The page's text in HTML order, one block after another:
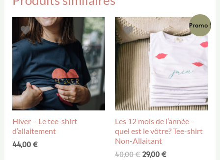
Hiver – Le tee-shirt
d’allaitement
44,00 €
Promo !
Les 12 mois de l’année –
quel est le vôtre? Tee-shirt
Non-Allaitant
40,00€ 29,00 €